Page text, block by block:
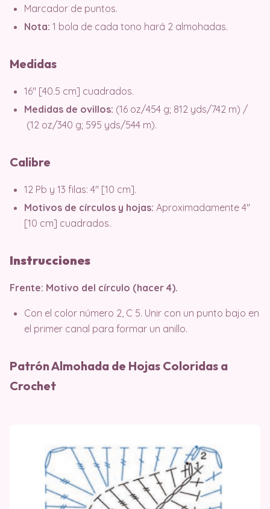
Marcador de puntos.
Nota: 1 bola de cada tono hará 2 almohadas.
Medidas
16″ [40.5 cm] cuadrados.
Medidas de ovillos: (16 oz/454 g; 812 yds/742 m) /
(12 oz/340 g; 595 yds/544 m).
Calibre
12 Pb y 13 filas: 4″ [10 cm].
Motivos de círculos y hojas: Aproximadamente 4″
[10 cm] cuadrados.
Instrucciones
Frente: Motivo del círculo (hacer 4).
Con el color número 2, C 5. Unir con un punto bajo en
el primer canal para formar un anillo.
Patrón Almohada de Hojas Coloridas a
Crochet